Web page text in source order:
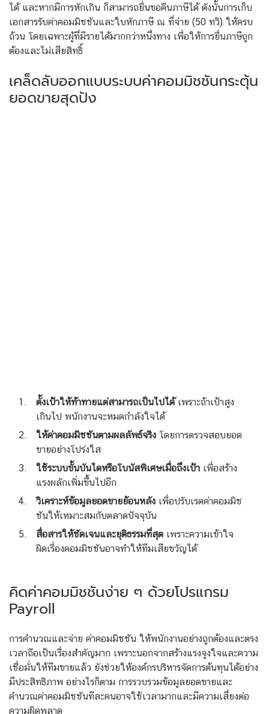
ได้ และหากมีการหักเกิน ก็สามารถยื่นขอคืนภาษีได้ ดังนั้นการเก็บ
เอกสารรับค่าคอมมิชชันและใบหักภาษี ณ ที่จ่าย (50 ทวิ) ให้ครบ
ถ้วน โดยเฉพาะผู้ที่มีรายได้มากกว่าหนึ่งทาง เพื่อให้การยื่นภาษีถูก
ต้องและไม่เสียสิทธิ์
เคล็ดลับออกแบบระบบค่าคอมมิชชันกระตุ้น
ยอดขายสุดปัง
ตั้งเป้าให้ท้าทายแต่สามารถเป็นไปได้เพราะถ้าเป้าสูง
เกินไป พนักงานจะหมดกำลังใจได้
ให้ค่าคอมมิชชันตามผลลัพธ์จริง โดยการตรวจสอบยอด
ขายอย่างโปร่งใส
ใช้ระบบขั้นบันไดหรือโบนัสพิเศษเมื่อถึงเป้า เพื่อสร้าง
แรงผลักเพิ่มขึ้นไปอีก
วิเคราะห์ข้อมูลยอดขายย้อนหลัง เพื่อปรับเรตค่าคอมมิช
ชันให้เหมาะสมกับตลาดปัจจุบัน
สื่อสารให้ชัดเจนและยุติธรรมที่สุด เพราะความเข้าใจ
ผิดเรื่องคอมมิชชันอาจทำให้ทีมเสียขวัญได้
คิดค่าคอมมิชชันง่าย ๆ ด้วยโปรแกรม
Payroll
การคำนวณและจ่าย ค่าคอมมิชชัน ให้พนักงานอย่างถูกต้องและตรง
เวลาถือเป็นเรื่องสำคัญมาก เพราะนอกจากสร้างแรงจูงใจและความ
เชื่อมั่นให้ทีมขายแล้ว ยังช่วยให้องค์กรบริหารจัดการต้นทุนได้อย่าง
มีประสิทธิภาพ อย่างไรก็ตาม การรวบรวมข้อมูลยอดขายและ
คำนวณค่าคอมมิชชันทีละคนอาจใช้เวลามากและมีความเสี่ยงต่อ
ความผิดพลาด